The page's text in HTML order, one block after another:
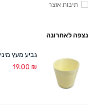
תיבות אוצר
נצפה לאחרונה
גביע מעץ מיני 6/4.5 ס"מ (50 יח')
19.00 ₪